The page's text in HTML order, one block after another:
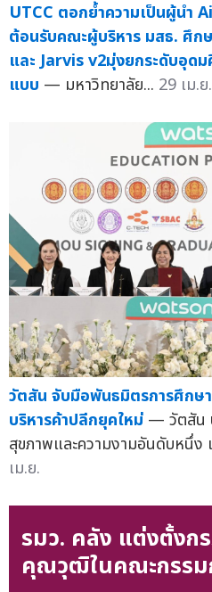
UTCC ตอกย้ำความเป็นผู้นำ
ต้อนรับคณะผู้บริหาร มสธ. ศึก
และ Jarvis v2มุ่งยกระดับอุด
แบบ — มหาวิทยาลัย... 29 เม.ย.
วัตสัน จับมือพันธมิตรการศึกษ
บริหารค้าปลีกยุคใหม่ — วัตสัน
สุขภาพและความงามอันดับหนึ่ง
เม.ย.
รมว. คลัง แต่งตั้งก
คุณวุฒิในคณะกรรม